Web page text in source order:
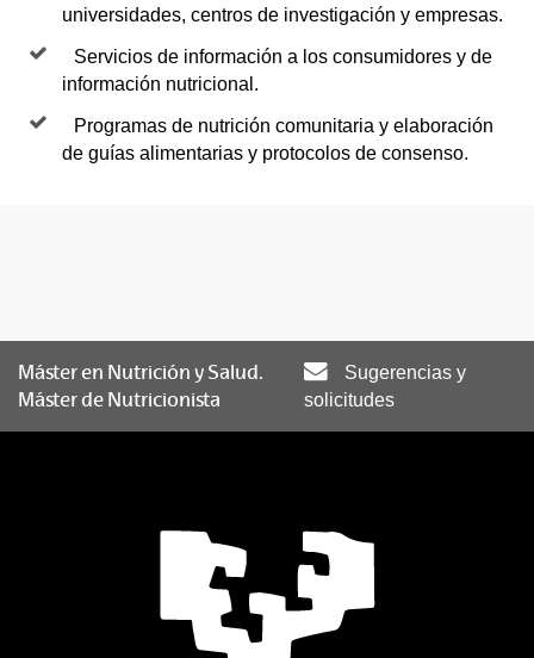
universidades, centros de investigación y empresas.
Servicios de información a los consumidores y de
información nutricional.
Programas de nutrición comunitaria y elaboración
de guías alimentarias y protocolos de consenso.
Máster en Nutrición y Salud.
Máster de Nutricionista
Sugerencias y
solicitudes